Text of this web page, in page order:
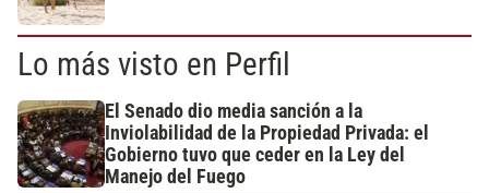
Lo más visto en Perfil
El Senado dio media sanción a la
Inviolabilidad de la Propiedad Privada: el
Gobierno tuvo que ceder en la Ley del
Manejo del Fuego